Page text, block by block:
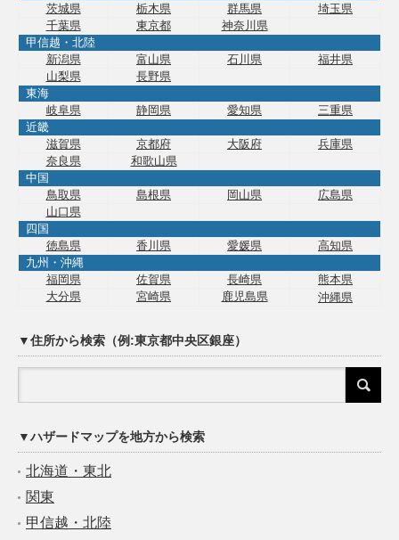
茨城県
栃木県 群馬県
埼玉県
千葉県
東京都
神奈川県
甲信越・北陸
新潟県
富山県 石川県
福井県
山梨県
長野県
東海
岐阜県
静岡県 愛知県
三重県
近畿
滋賀県
京都府 大阪府
兵庫県
奈良県
和歌山県
中国
鳥取県
島根県 岡山県
広島県
山口県
四国
徳島県
香川県 愛媛県
高知県
九州・沖縄
福岡県
佐賀県 長崎県
熊本県
大分県
宮崎県 鹿児島県 沖縄県
▼住所から検索（例:東京都中央区銀座）
▼ハザードマップを地方から検索
北海道・東北
関東
甲信越・北陸